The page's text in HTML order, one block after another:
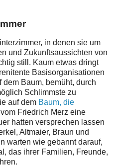
in denen sie um
und Zukunftsaussichten von
still. Kaum etwas dringt
Basisorganisationen
Baum, bemüht, durch
Schlimmste zu
auf dem Baum, die
Friedrich Merz eine
hatten versprechen lassen
Altmaier, Braun und
warten wie gebannt darauf,
das ihrer Familien, Freunde,